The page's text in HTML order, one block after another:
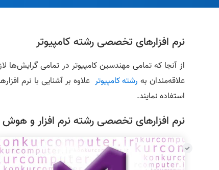
نرم افزارهای تخصصی رشته کامپیوتر
از آنجا که تمامی مهندسین کامپیوتر در تمامی
علاقه‌مندان به رشته کامپیوتر علاوه بر آشنایی با نرم
استفاده نمایند.
نرم افزارهای تخصصی رشته نرم افزار و